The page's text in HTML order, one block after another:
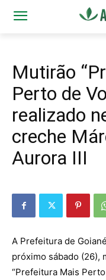
Mutirão
Perto de
realizado
creche
Aurora III
A Prefeitura de
próximo sábado (26),
“Prefeitura Mais